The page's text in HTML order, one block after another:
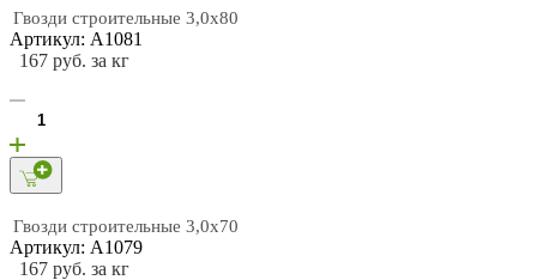
Гвозди строительные 3,0х80
Артикул: А1081
167 руб. за кг
Гвозди строительные 3,0х70
Артикул: А1079
167 руб. за кг